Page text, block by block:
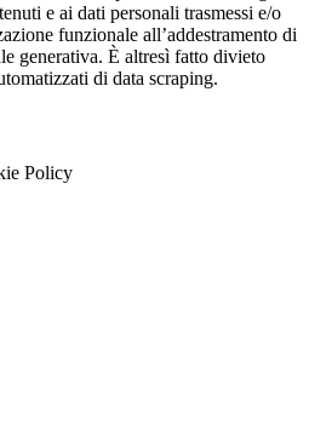
e ai dati personali trasmessi e/o
funzionale all’addestramento di
generativa. È altresì fatto divieto
di data scraping.
Policy